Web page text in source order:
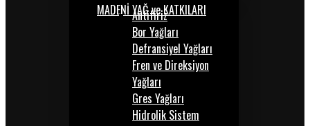
MADENİ YAĞ ve KATKILARI
Antifiriz
Bor Yağları
Defransiyel Yağları
Fren ve Direksiyon
Yağları
Gres Yağları
Hidrolik Sistem